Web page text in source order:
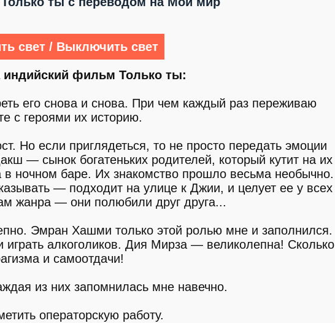
свет / Выключить свет
индийский фильм Только ты:
его снова и снова. При чем каждый раз переживаю
с героями их историю.
Но если приглядеться, то не просто передать эмоции
— сынок богатеньких родителей, который кутит на их
ночном баре. Их знакомство прошло весьма необычно.
— подходит на улице к Джии, и целует ее у всех
жанра — они полюбили друг друга...
Эмран Хашми только этой ролью мне и заполнился.
алкоголиков. Дия Мирза — великолепна! Сколько
и самоотдачи!
из них запомнилась мне навечно.
операторскую работу.